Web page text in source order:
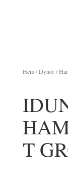
Hem/Dynor/
T